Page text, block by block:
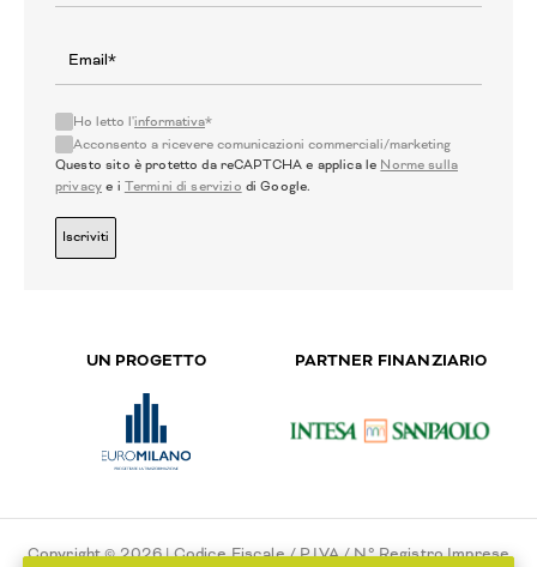
Ho letto l'informativa*
Acconsento a ricevere comunicazioni commerciali/marketing
Questo sito è protetto da reCAPTCHA e applica le Norme sulla
privacy e i Termini di servizio di Google.
Iscriviti
UN PROGETTO PARTNER FINANZIARIO
Copyright © 2026 | Codice Fiscale / P.IVA / N° Registro Imprese